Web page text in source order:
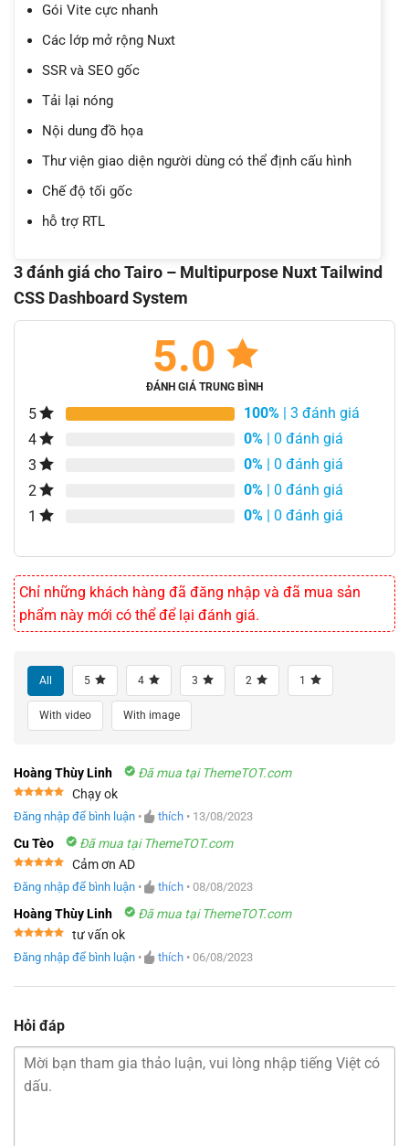
Gói Vite cực nhanh
Các lớp mở rộng Nuxt
SSR và SEO gốc
Tải lại nóng
Nội dung đồ họa
Thư viện giao diện người dùng có thể định cấu hình
Chế độ tối gốc
hỗ trợ RTL
3 đánh giá choTairo – Multipurpose Nuxt Tailwind
CSS Dashboard System
5.0
ĐÁNH GIÁ TRUNG BÌNH
5 100% | 3 đánh giá
4
0% | 0 đánh giá
3
0% | 0 đánh giá
2
0% | 0 đánh giá
1
0% | 0 đánh giá
Chỉ những khách hàng đã đăng nhập và đã mua sản
phẩm này mới có thể để lại đánh giá.
All 5 4 3 2 1
With video With image
Hoàng Thùy Linh Đã mua tại ThemeTOT.com
hạng55
Chạy ok
Đăng nhập để bình luận • thích • 13/08/2023
Cu Tèo Đã mua tại ThemeTOT.com
hạng55
Cảm ơn AD
Đăng nhập để bình luận • thích • 08/08/2023
Hoàng Thùy Linh Đã mua tại ThemeTOT.com
hạng55
tư vấn ok
Đăng nhập để bình luận • thích • 06/08/2023
Hỏi đáp